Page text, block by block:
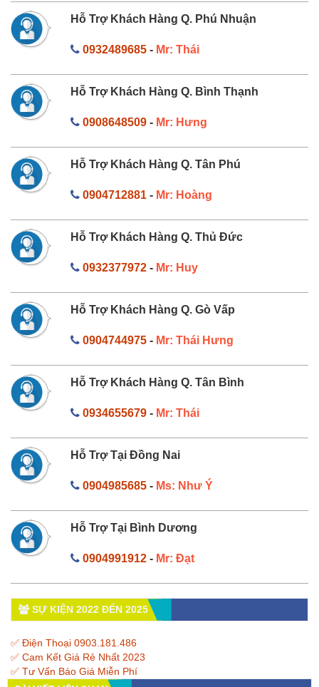
Hỗ Trợ Khách Hàng Q. Phú Nhuận
0932489685- Mr: Thái
Hỗ Trợ Khách Hàng Q. Bình Thạnh
0908648509- Mr: Hưng
Hỗ Trợ Khách Hàng Q. Tân Phú
0904712881- Mr: Hoàng
Hỗ Trợ Khách Hàng Q. Thủ Đức
0932377972- Mr: Huy
Hỗ Trợ Khách Hàng Q. Gò Vấp
0904744975- Mr: Thái Hưng
Hỗ Trợ Khách Hàng Q. Tân Bình
0934655679- Mr: Thái
Hỗ Trợ Tại Đồng Nai
0904985685- Ms: Như Ý
Hỗ Trợ Tại Bình Dương
0904991912- Mr: Đạt
SỰ KIỆN 2022 ĐẾN 2025
✅ Điện Thoại 0903.181.486
✅ Cam Kết Giá Rẻ Nhất 2023
✅ Tư Vấn Báo Giá Miễn Phí